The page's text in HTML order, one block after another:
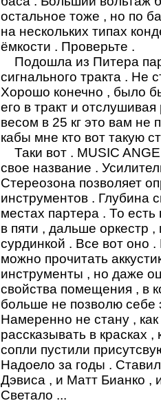
остальное тоже , но по
на нескольких типах
ёмкости . Проверьте .
Подошла из Питера
сигнального тракта . Не
Хорошо конечно , было
его в тракт и
весом в 25 кг это вам не
кабы мне кто вот такую
Таки вот . MUSIC
свое название .
Стереозона позволяет
инструментов . Глубина
местах партера . То
в пяти , дальше оркестр
сурдинкой . Все вот оно
можно прочитать
инструменты , но даже
свойства помещения , в
больше не позволю себе
Намеренно не стану ,
рассказывать в красках
сопли пустили
Надоело за годы .
Дэвиса , и Матт Бианко ,
Светало ...